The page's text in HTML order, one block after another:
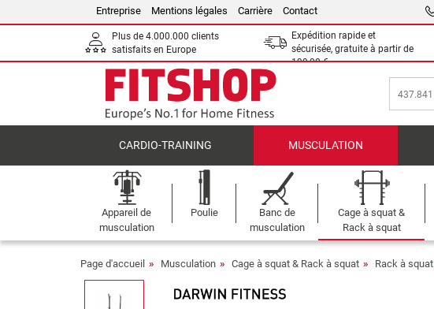
Entreprise Mentions légales Carrière Contact
Plus de 4.000.000 clients
satisfaits en Europe
Expédition rapide et
sécurisée, gratuite à partir de
199,00 €
CARDIO-TRAINING MUSCULATION
Appareil de
musculation
Poulie
Banc de
musculation
Cage à squat &
Rack à squat
Page d'accueil Musculation Cage à squat & Rack à squat Rack à squat